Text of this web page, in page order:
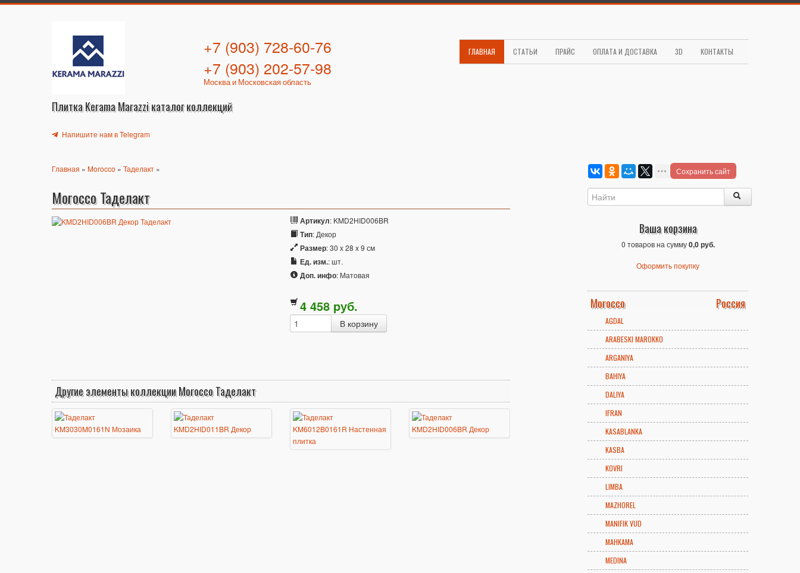
Плитка Kerama Marazzi каталог коллекций
+7 (903) 728-60-76
+7 (903) 202-57-98
Москва и Московская область
Напишите нам в Telegram
ГЛАВНАЯ СТАТЬИ ПРАЙС ОПЛАТА И ДОСТАВКА 3D КОНТАКТЫ
Главная » Morocco » Таделакт »
Morocco Таделакт
Артикул: KMD2HID006BR
Тип: Декор
Размер: 30 x 28 x 9 см
Ед. изм.: шт.
Доп. инфо: Матовая
4 458 pуб.
Другие элементы коллекции Morocco Таделакт
Сохранить сайт
Ваша корзина
0 товаров на сумму0,0 руб.
Оформить покупку
Morocco Россия
AGDAL
ARABESKI MAROKKO
ARGANIYA
BAHIYA
DALIYA
IFRAN
KASABLANKA
KASBA
KOVRI
LIMBA
MAZHOREL
MANIFIK VUD
MAHKAMA
MEDINA